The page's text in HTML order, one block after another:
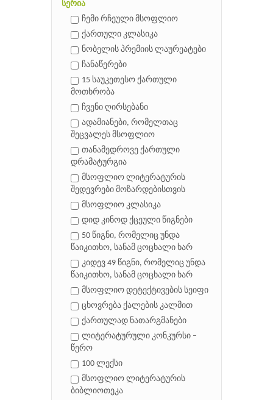
სერია
ჩემი რჩეული მსოფლიო
ქართული კლასიკა
ნობელის პრემიის ლაურეატები
ჩანაწერები
15 საუკეთესო ქართული
მოთხრობა
ჩვენი ღირსებანი
ადამიანები, რომელთაც
შეცვალეს მსოფლიო
თანამედროვე ქართული
დრამატურგია
მსოფლიო ლიტერატურის
შედევრები მოზარდებისთვის
მსოფლიო კლასიკა
დიდ კინოდ ქცეული წიგნები
50 წიგნი, რომელიც უნდა
წაიკითხო, სანამ ცოცხალი ხარ
კიდევ 49 წიგნი, რომელიც უნდა
წაიკითხო, სანამ ცოცხალი ხარ
მსოფლიო დეტექტივების სეიფი
ცხოვრება ქალების კალმით
ქართულად ნათარგმანები
ლიტერატურული კონკურსი –
წერო
100 ლექსი
მსოფლიო ლიტერატურის
ბიბლიოთეკა